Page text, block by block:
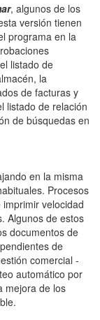
, algunos de los
versión tienen
programa en la
listado de
la
de facturas y
listado de relación
de búsquedas en
en la misma
Procesos
velocidad
Algunos de estos
documentos de
de
comercial -
automático por
mejora de los